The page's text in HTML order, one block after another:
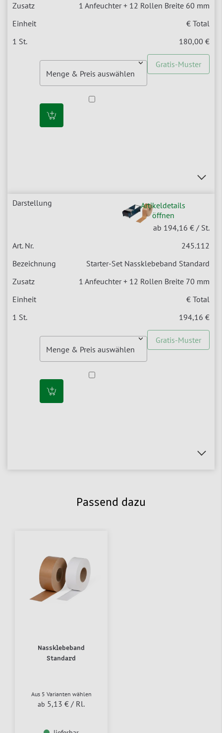
1 Anfeuchter + 12 Rollen Breite 60 mm
€ Total
180,00 €
Gratis-Muster
Artikeldetails
öffnen
ab 194,16 € / St.
245.112
Starter-Set Nassklebeband Standard
1 Anfeuchter + 12 Rollen Breite 70 mm
€ Total
194,16 €
Gratis-Muster
Passend dazu
Nassklebeband
Standard
Aus 5 Varianten wählen
ab 5,13 € / Rl.